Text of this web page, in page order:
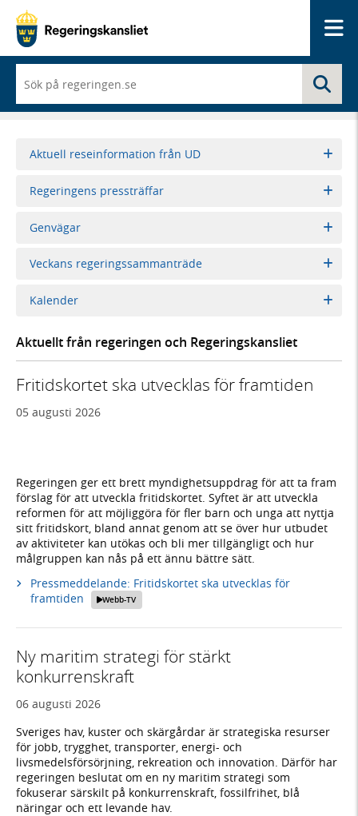
du
börjar
skriva
framträder
med
Aktuell reseinformation från UD
Regeringens pressträffar
Genvägar
Veckans regeringssammanträde
Kalender
Aktuellt från regeringen och Regeringskansliet
Fritidskortet ska utvecklas för framtiden
05 augusti 2026
Regeringen ger ett brett myndighetsuppdrag för att ta fram
förslag för att utveckla fritidskortet. Syftet är att utveckla
reformen för att möjliggöra för fler barn och unga att nyttja
sitt fritidskort, bland annat genom att se över hur utbudet
av aktiviteter kan utökas och bli mer tillgängligt och hur
målgruppen kan nås på ett ännu bättre sätt.
Pressmeddelande: Fritidskortet ska utvecklas för
framtiden
Webb-TV
Ny maritim strategi för stärkt
konkurrenskraft
06 augusti 2026
Sveriges hav, kuster och skärgårdar är strategiska resurser
för jobb, trygghet, transporter, energi- och
livsmedelsförsörjning, rekreation och innovation. Därför har
regeringen beslutat om en ny maritim strategi som
fokuserar särskilt på konkurrenskraft, fossilfrihet, blå
näringar och ett levande hav.